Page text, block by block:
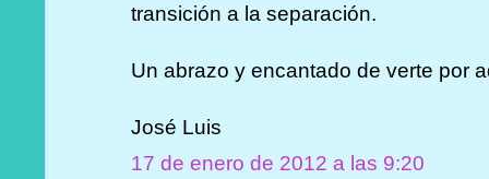
transición a la separación.
Un abrazo y encantado de verte por
José Luis
17 de enero de 2012 a las 9:20